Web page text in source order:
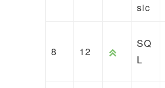
sic
8 12
SQ
L